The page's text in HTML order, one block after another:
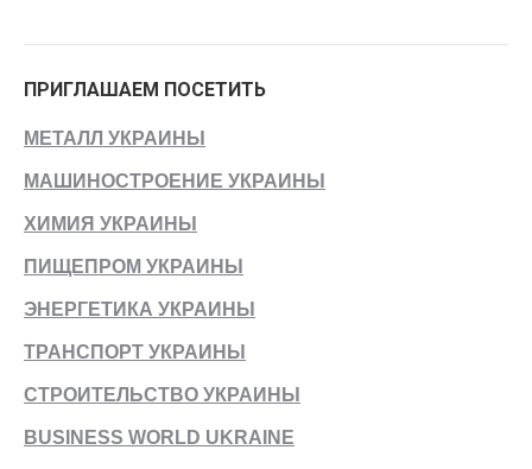
ПРИГЛАШАЕМ ПОСЕТИТЬ
МЕТАЛЛ УКРАИНЫ
МАШИНОСТРОЕНИЕ УКРАИНЫ
ХИМИЯ УКРАИНЫ
ПИЩЕПРОМ УКРАИНЫ
ЭНЕРГЕТИКА УКРАИНЫ
ТРАНСПОРТ УКРАИНЫ
СТРОИТЕЛЬСТВО УКРАИНЫ
BUSINESS WORLD UKRAINE